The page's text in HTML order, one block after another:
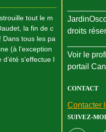
tout le m
la fin de c
tous les pa
(à l'exception
s’effectue l
droits
Voir le
portail
CONTACT
Contacter
SUIVEZ-MOI